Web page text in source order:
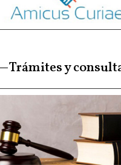
Trámites y